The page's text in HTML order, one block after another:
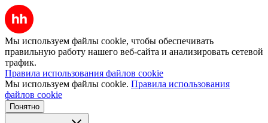
Мы используем файлы cookie, чтобы обеспечивать
правильную работу нашего веб-сайта и анализировать сетевой
трафик.
Правила использования файлов cookie
Мы используем файлы cookie. Правила использования
файлов cookie
Понятно